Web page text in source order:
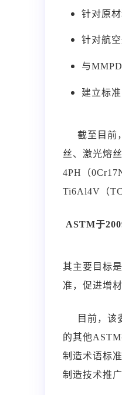
针对原
针对航
与
建立标
截至目前，
丝、激光熔
4PH（
Ti6Al4V（
ASTM于
其主要目标
准，促进增
目前，该委
的其他
制造术语标
制造技术推